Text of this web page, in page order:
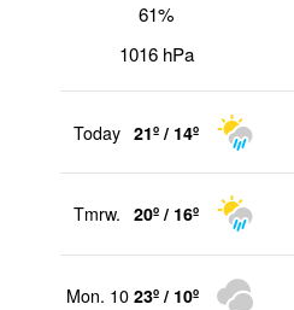
61%
1016 hPa
Today 21º / 14º
Tmrw. 20º / 16º
Mon. 10 23º / 10º